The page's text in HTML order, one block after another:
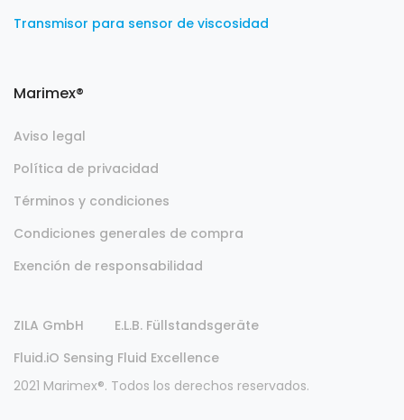
Transmisor para sensor de viscosidad
Marimex®
Aviso legal
Política de privacidad
Términos y condiciones
Condiciones generales de compra
Exención de responsabilidad
ZILA GmbH
E.L.B. Füllstandsgeräte
Fluid.iO Sensing Fluid Excellence
2021 Marimex®. Todos los derechos reservados.